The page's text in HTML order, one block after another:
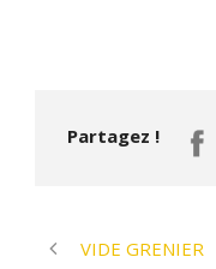
Partagez !
VIDE GRENIER